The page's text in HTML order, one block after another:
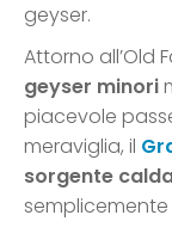
geyser.
Attorno all’Old
geyser minori
piacevole
meraviglia, il
sorgente
semplicemente